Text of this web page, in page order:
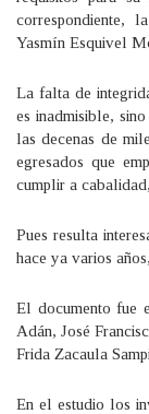
correspondiente,
Yasmín Esquivel
La falta de
es inadmisible,
las decenas de
egresados que
cumplir a
Pues resulta
hace ya varios
El documento fue
Adán, José
Frida Zacaula
En el estudio los